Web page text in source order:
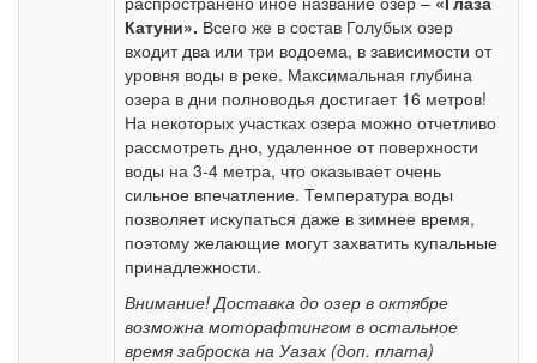
Катуни». Всего же в состав Голубых озер
входит два или три водоема, в зависимости от
уровня воды в реке. Максимальная глубина
озера в дни полноводья достигает 16 метров!
На некоторых участках озера можно отчетливо
рассмотреть дно, удаленное от поверхности
воды на 3-4 метра, что оказывает очень
сильное впечатление. Температура воды
позволяет искупаться даже в зимнее время,
поэтому желающие могут захватить купальные
принадлежности.
Внимание! Доставка до озер в октябре
возможна моторафтингом в остальное
время заброска на Уазах (доп. плата)